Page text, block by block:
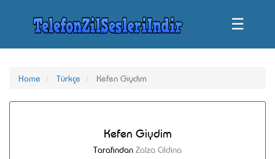
☰
Home Türkçe Kefen Giydim
Kefen Giydim
Tarafından Zalza Cildina